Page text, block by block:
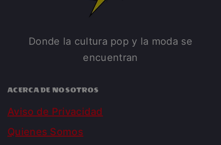
Donde la cultura pop y la moda se
encuentran
ACERCA DE NOSOTROS
Aviso de Privacidad
Quienes Somos